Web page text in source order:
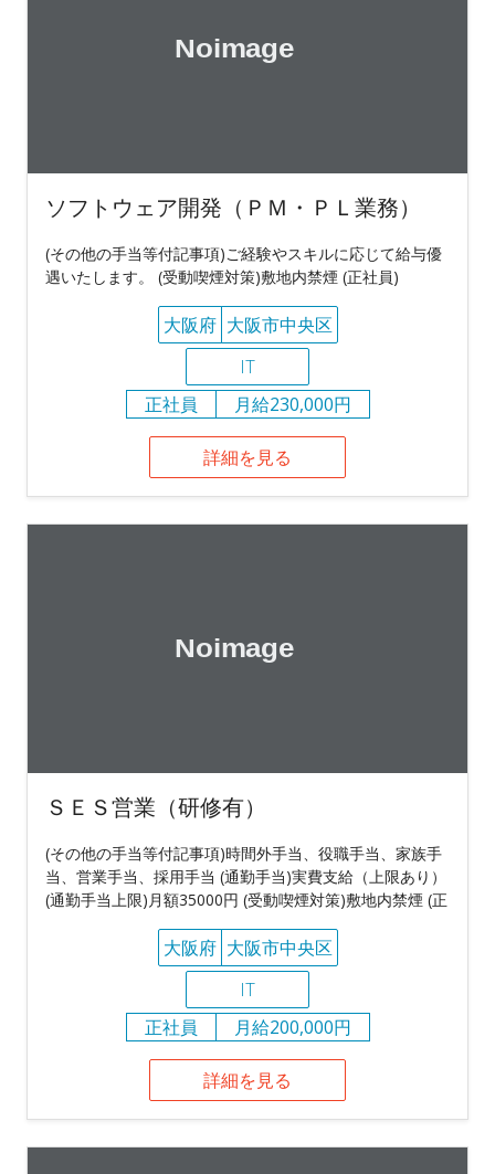
ソフトウェア開発（ＰＭ・ＰＬ業務）
(その他の手当等付記事項)ご経験やスキルに応じて給与優
遇いたします。 (受動喫煙対策)敷地内禁煙 (正社員)
大阪府 大阪市中央区
IT
正社員
月給230,000円
詳細を見る
ＳＥＳ営業（研修有）
(その他の手当等付記事項)時間外手当、役職手当、家族手
当、営業手当、採用手当 (通勤手当)実費支給（上限あり）
(通勤手当上限)月額35000円 (受動喫煙対策)敷地内禁煙 (正
大阪府 大阪市中央区
IT
正社員
月給200,000円
詳細を見る